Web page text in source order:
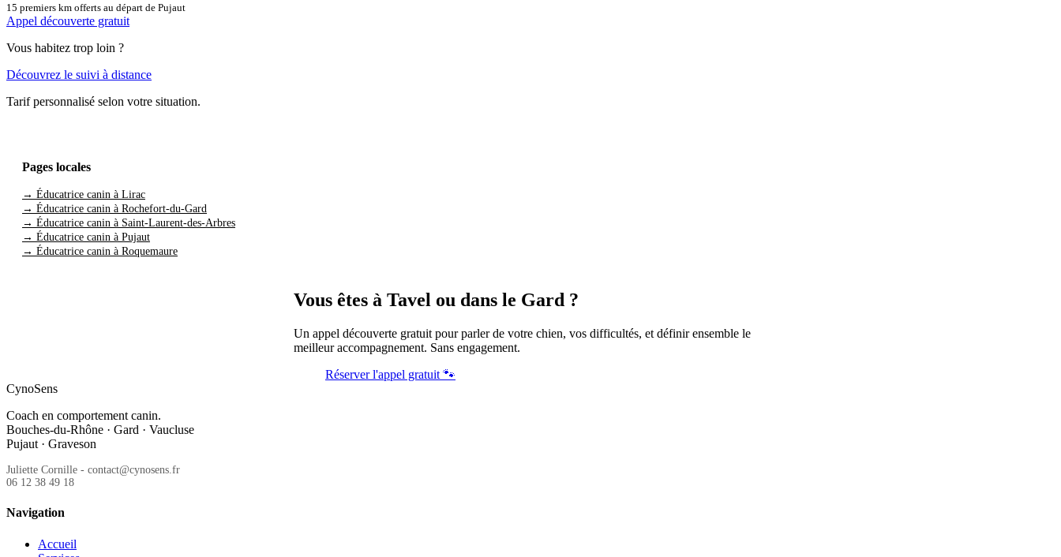
15 premiers km offerts au départ de Pujaut
Appel découverte gratuit
Vous habitez trop loin ?
Découvrez le suivi à distance
Tarif personnalisé selon votre situation.
Pages locales
→ Éducatrice canin à Lirac
→ Éducatrice canin à Rochefort-du-Gard
→ Éducatrice canin à Saint-Laurent-des-Arbres
→ Éducatrice canin à Pujaut
→ Éducatrice canin à Roquemaure
Vous êtes à Tavel ou dans le Gard ?
Un appel découverte gratuit pour parler de votre chien, vos difficultés, et définir ensemble le
meilleur accompagnement. Sans engagement.
Réserver l'appel gratuit 🐾
CynoSens
Coach en comportement canin.
Bouches-du-Rhône · Gard · Vaucluse
Pujaut · Graveson
Juliette Cornille - contact@cynosens.fr
06 12 38 49 18
Navigation
Accueil